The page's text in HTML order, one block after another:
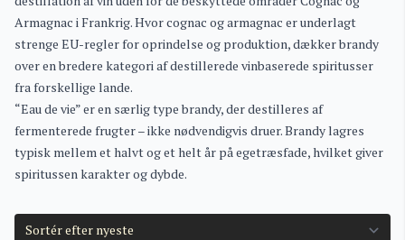
Armagnac i Frankrig. Hvor cognac og armagnac er underlagt
strenge EU-regler for oprindelse og produktion, dækker brandy
over en bredere kategori af destillerede vinbaserede spiritusser
fra forskellige lande.
“Eau de vie” er en særlig type brandy, der destilleres af
fermenterede frugter – ikke nødvendigvis druer. Brandy lagres
typisk mellem et halvt og et helt år på egetræsfade, hvilket giver
spiritussen karakter og dybde.